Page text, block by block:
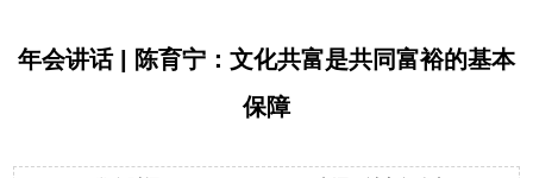
年会讲话 | 陈育宁：文化共富是共同富裕的基本
保障